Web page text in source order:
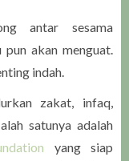
antar sesama
akan menguat.
indah.
zakat, infaq,
satunya adalah
yang siap